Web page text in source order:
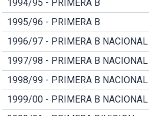
1994/95 - PRIMERA B
1995/96 - PRIMERA B
1996/97 - PRIMERA B NACIONAL
1997/98 - PRIMERA B NACIONAL
1998/99 - PRIMERA B NACIONAL
1999/00 - PRIMERA B NACIONAL